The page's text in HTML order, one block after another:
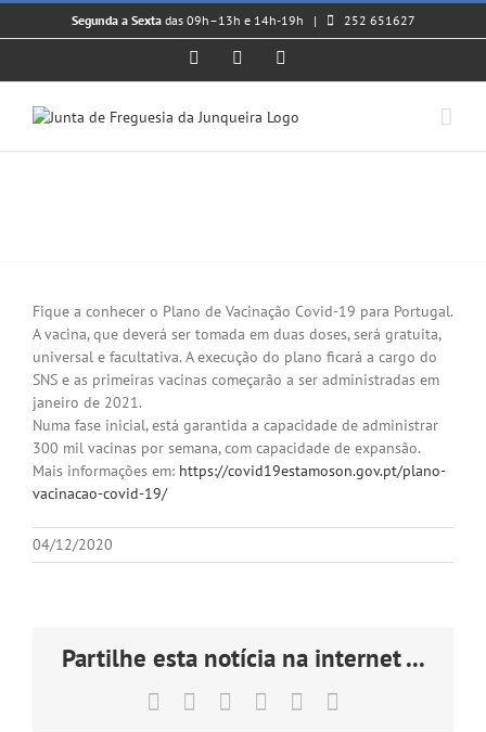
Skip
Segunda a Sextadas 09h–13h e 14h-19h | 252 651627
FacebookInstagram
Image
Fique a conhecer o Plano de Vacinação Covid-19 para Portugal.
A vacina, que deverá ser tomada em duas doses, será gratuita,
universal e facultativa. A execução do plano ficará a cargo do
SNS e as primeiras vacinas começarão a ser administradas em
janeiro de 2021.
Numa fase inicial, está garantida a capacidade de administrar
300 mil vacinas por semana, com capacidade de expansão.
Mais informações em: https://covid19estamoson.gov.pt/plano-
vacinacao-covid-19/
04/12/2020
Partilhe esta notícia na internet ...
Facebook LinkedInTumblrPinterest